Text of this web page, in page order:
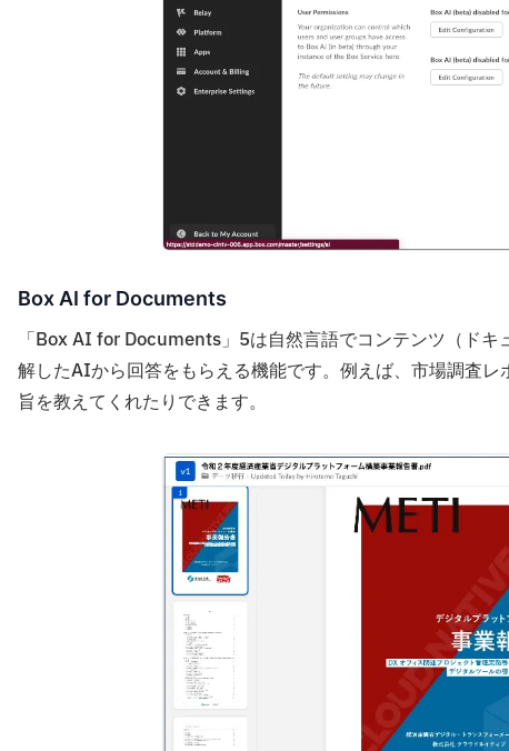
Box AI for Documents
「Box AI for Documents」5は自然言語でコンテンツ（ド
解したAIから回答をもらえる機能です。例えば、市場調査
旨を教えてくれたりできます。